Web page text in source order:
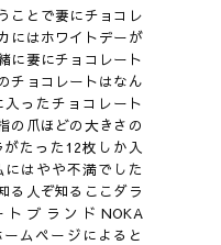
ことで妻にチョコレ
にはホワイトデーが
に妻にチョコレート
チョコレートはなん
ったチョコレート
の爪ほどの大きさの
たった12枚しか入
はやや不満でした
る人ぞ知るここダラ
ブランドNOKA
ムページによると